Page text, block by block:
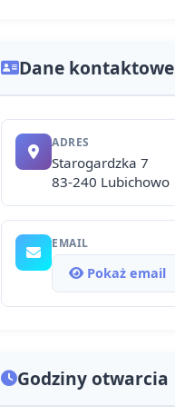
Dane kontaktowe
ADRES
Starogardzka 7
83-240 Lubichowo
EMAIL
Pokaż email
Godziny otwarcia